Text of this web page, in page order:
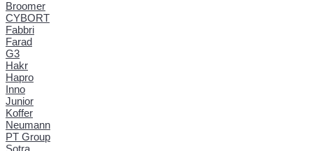
Broomer
CYBORT
Fabbri
Farad
G3
Hakr
Hapro
Inno
Junior
Koffer
Neumann
PT Group
Sotra